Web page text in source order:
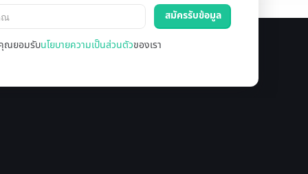
ณยอมรับนโยบายความเป็นส่วนตัวของเรา